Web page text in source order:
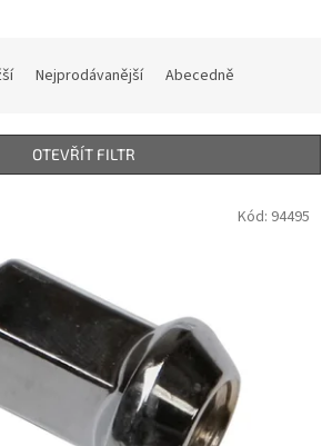
Nejprodávanější Abecedně
OTEVŘÍT FILTR
Kód: 94495